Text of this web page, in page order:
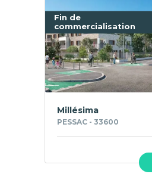
Fin de
commercialisation
Millésima
PESSAC - 33600